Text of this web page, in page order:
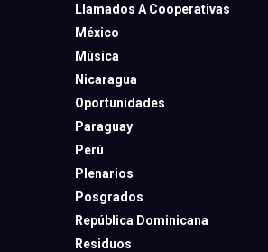
Llamados A Cooperativas
México
Música
Nicaragua
Oportunidades
Paraguay
Perú
Plenarios
Posgrados
República Dominicana
Residuos